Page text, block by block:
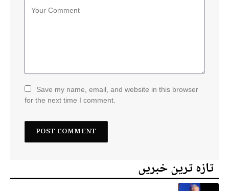
Save my name, email, and website in this browser
for the next time I comment.
تازہ ترین خبریں